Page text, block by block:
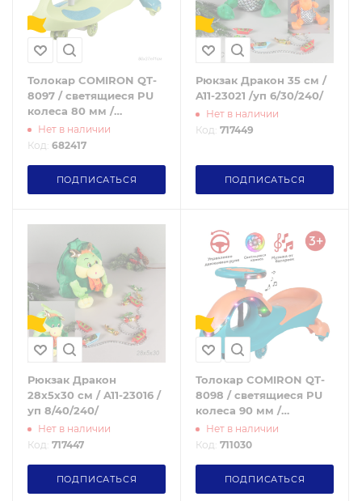
Толокар COMIRON QT-
8097 / светящиеся PU
колеса 80 мм /
Зеленый / уп5
Нет в наличии
Код: 682417
ПОДПИСАТЬСЯ
Рюкзак Дракон 35 см /
A11-23021 /уп 6/30/240/
Нет в наличии
Код: 717449
ПОДПИСАТЬСЯ
Рюкзак Дракон
28x5x30 см / A11-23016 /
уп 8/40/240/
Нет в наличии
Код: 717447
ПОДПИСАТЬСЯ
Толокар COMIRON QT-
8098 / светящиеся PU
колеса 90 мм /
Оранжевый / уп4
Нет в наличии
Код: 711030
ПОДПИСАТЬСЯ